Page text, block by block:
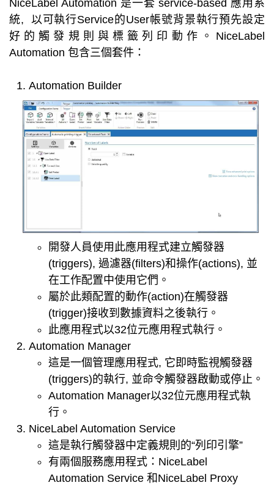
NiceLabel Automation 是一套 service-based 應用系
統, 以可執行Service的User帳號背景執行預先設定
好的觸發規則與標籤列印動作。NiceLabel
Automation 包含三個套件：
Automation Builder
開發人員使用此應用程式建立觸發器
(triggers), 過濾器(filters)和操作(actions), 並
在工作配置中使用它們。
屬於此類配置的動作(action)在觸發器
(trigger)接收到數據資料之後執行。
此應用程式以32位元應用程式執行。
Automation Manager
這是一個管理應用程式, 它即時監視觸發器
(triggers)的執行, 並命令觸發器啟動或停止。
Automation Manager以32位元應用程式執
行。
NiceLabel Automation Service
這是執行觸發器中定義規則的“列印引擎”
有兩個服務應用程式：NiceLabel
Automation Service 和NiceLabel Proxy